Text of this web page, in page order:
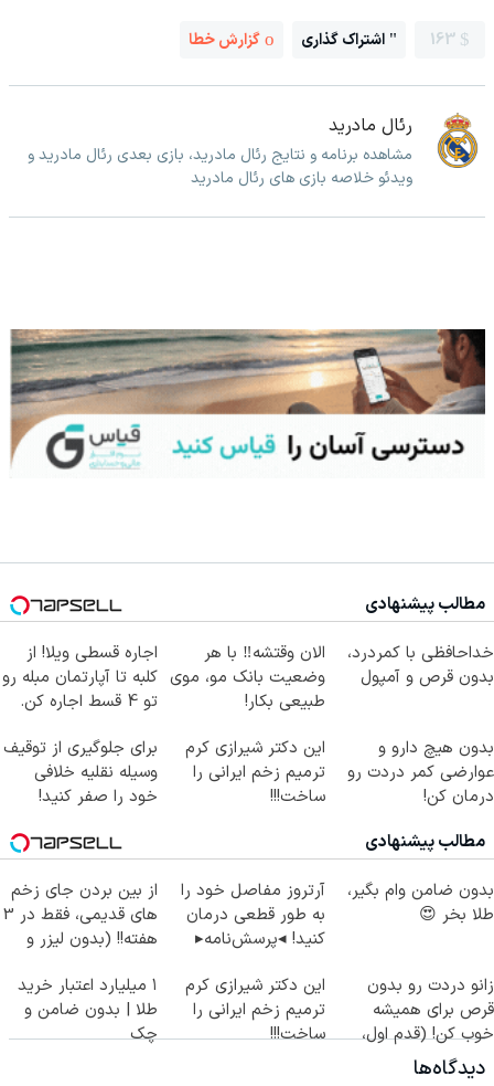
163 اشتراک گذاری گزارش خطا
رئال مادرید
مشاهده برنامه و نتایج رئال مادرید، بازی بعدی رئال مادرید و
ویدئو خلاصه بازی های رئال مادرید
مطالب پیشنهادی
خداحافظی با کمردرد،
بدون قرص و آمپول
الان وقتشه‼️ با هر
وضعیت بانک مو، موی
طبیعی بکار!
اجاره‌ قسطی ویلا! از
کلبه تا آپارتمان مبله رو
تو 4 قسط اجاره کن.
بدون هیچ دارو و
عوارضی کمر دردت رو
درمان کن!
این دکتر شیرازی کرم
ترمیم زخم ایرانی را
ساخت!!!
برای جلوگیری از توقیف
وسیله نقلیه خلافی
خود را صفر کنید!
مطالب پیشنهادی
بدون ضامن وام بگیر،
طلا بخر 😍
آرتروز مفاصل خود را
به طور قطعی درمان
کنید! ◂پرسش‌نامه▸
از بین بردن جای زخم
های قدیمی، فقط در 3
هفته!! (بدون لیزر و
زانو دردت رو بدون
قرص برای همیشه
خوب کن! (قدم اول،
پرسش‌نامه)
این دکتر شیرازی کرم
ترمیم زخم ایرانی را
ساخت!!!
۱ میلیارد اعتبار خرید
طلا | بدون ضامن و
چک
دیدگاه‌ها